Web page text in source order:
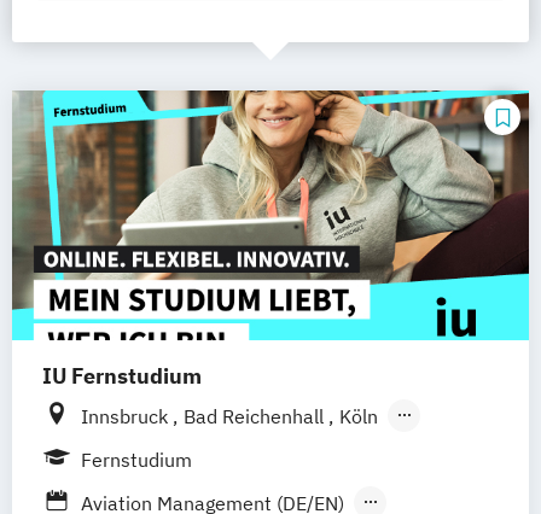
IU Fernstudium
Innsbruck Bad Reichenhall
Köln
Rostock
Fernstudium
Aviation Management (DE/EN)